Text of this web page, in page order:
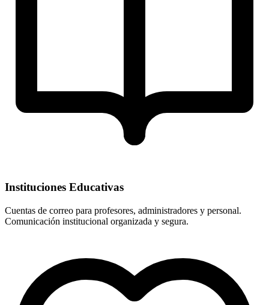
Instituciones Educativas
Cuentas de correo para profesores, administradores y personal.
Comunicación institucional organizada y segura.